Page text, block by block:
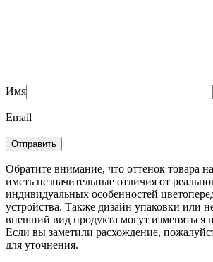
Имя
Email
Обратите внимание, что оттенок товара
иметь незначительные отличия от
индивидуальных особенностей
устройства. Также дизайн упаковки или
внешний вид продукта могут изменяться
Если вы заметили расхождение,
для уточнения.